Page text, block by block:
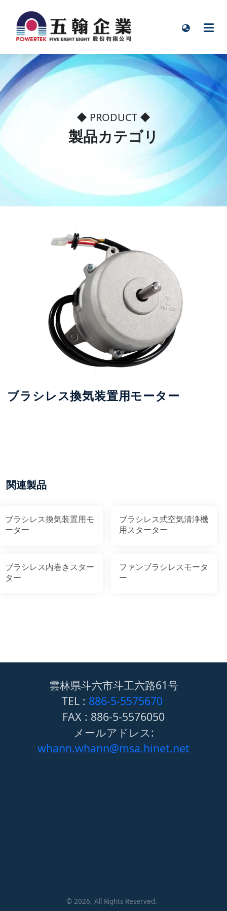
◆ PRODUCT ◆
製品カテゴリ
ブラシレス換気装置用モーター
関連製品
ブラシレス換気装置用モ
ーター
ブラシレス式空気清浄機
用スターター
ブラシレス内巻きスター
ター
ファンブラシレスモータ
ー
雲林県斗六市斗工六路61号
TEL : 886-5-5575670
FAX : 886-5-5576050
メールアドレス:
whann.whann@msa.hinet.net
© 2026, All Rights Reserved.